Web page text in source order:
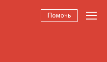
Помочь